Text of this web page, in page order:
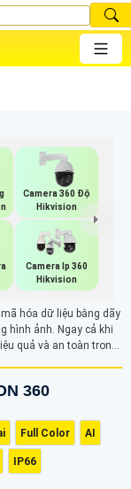
Camera 360 Độ
Hikvision
Camera Ip 360
Hikvision
hóa dữ liệu bằng dãy
hình ảnh. Ngay cả khi
quả và an toàn trong
360
Full Color AI
IP66